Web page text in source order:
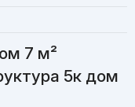
7 м²
5к дом